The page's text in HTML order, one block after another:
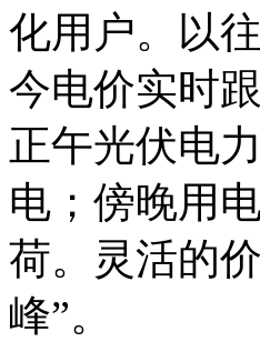
化用户。以
今电价实时
正午光伏电
电；傍晚用
荷。灵活的
峰”。